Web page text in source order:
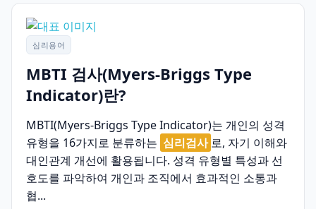
심리용어
MBTI 검사(Myers-Briggs Type
Indicator)란?
MBTI(Myers-Briggs Type Indicator)는 개인의 성격
유형을 16가지로 분류하는 심리검사 로, 자기 이해와
대인관계 개선에 활용됩니다. 성격 유형별 특성과 선
호도를 파악하여 개인과 조직에서 효과적인 소통과
협...